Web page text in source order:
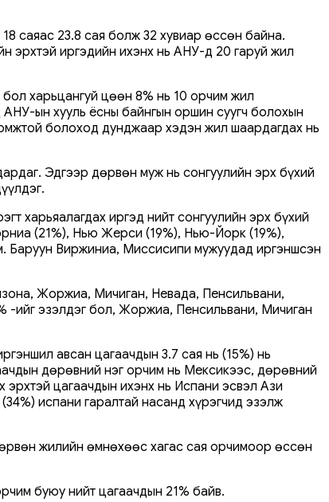
саяас 23.8 сая болж 32 хувиар өссөн байна.
эрхтэй иргэдийн ихэнх нь АНУ-д 20 гаруй жил
харьцангуй цөөн 8% нь 10 орчим жил
ын хууль ёсны байнгын оршин суугч болохын
болоход дунджаар хэдэн жил шаардагдах нь
Эдгээр дөрвөн муж нь сонгуулийн эрх бүхий
харьяалагдах иргэд нийт сонгуулийн эрх бүхий
(21%), Нью Жерси (19%), Нью-Йорк (19%),
Баруун Виржиниа, Миссисипи мужуудад иргэншсэн
Жоржиа, Мичиган, Невада, Пенсильвани,
-ийг эзэлдэг бол, Жоржиа, Пенсильвани, Мичиган
авсан цагаачдын 3.7 сая нь (15%) нь
дөрөвний нэг орчим нь Мексикээс, дөрөвний
цагаачдын ихэнх нь Испани эсвэл Ази
испани гаралтай насанд хүрэгчид эзэлж
жилийн өмнөхөөс хагас сая орчимоор өссөн
буюу нийт цагаачдын 21% байв.